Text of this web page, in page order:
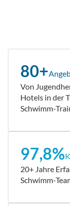
80+
Von
Hotels in der
Schwimm-
97,8%
20+ Jahre
Schwimm-